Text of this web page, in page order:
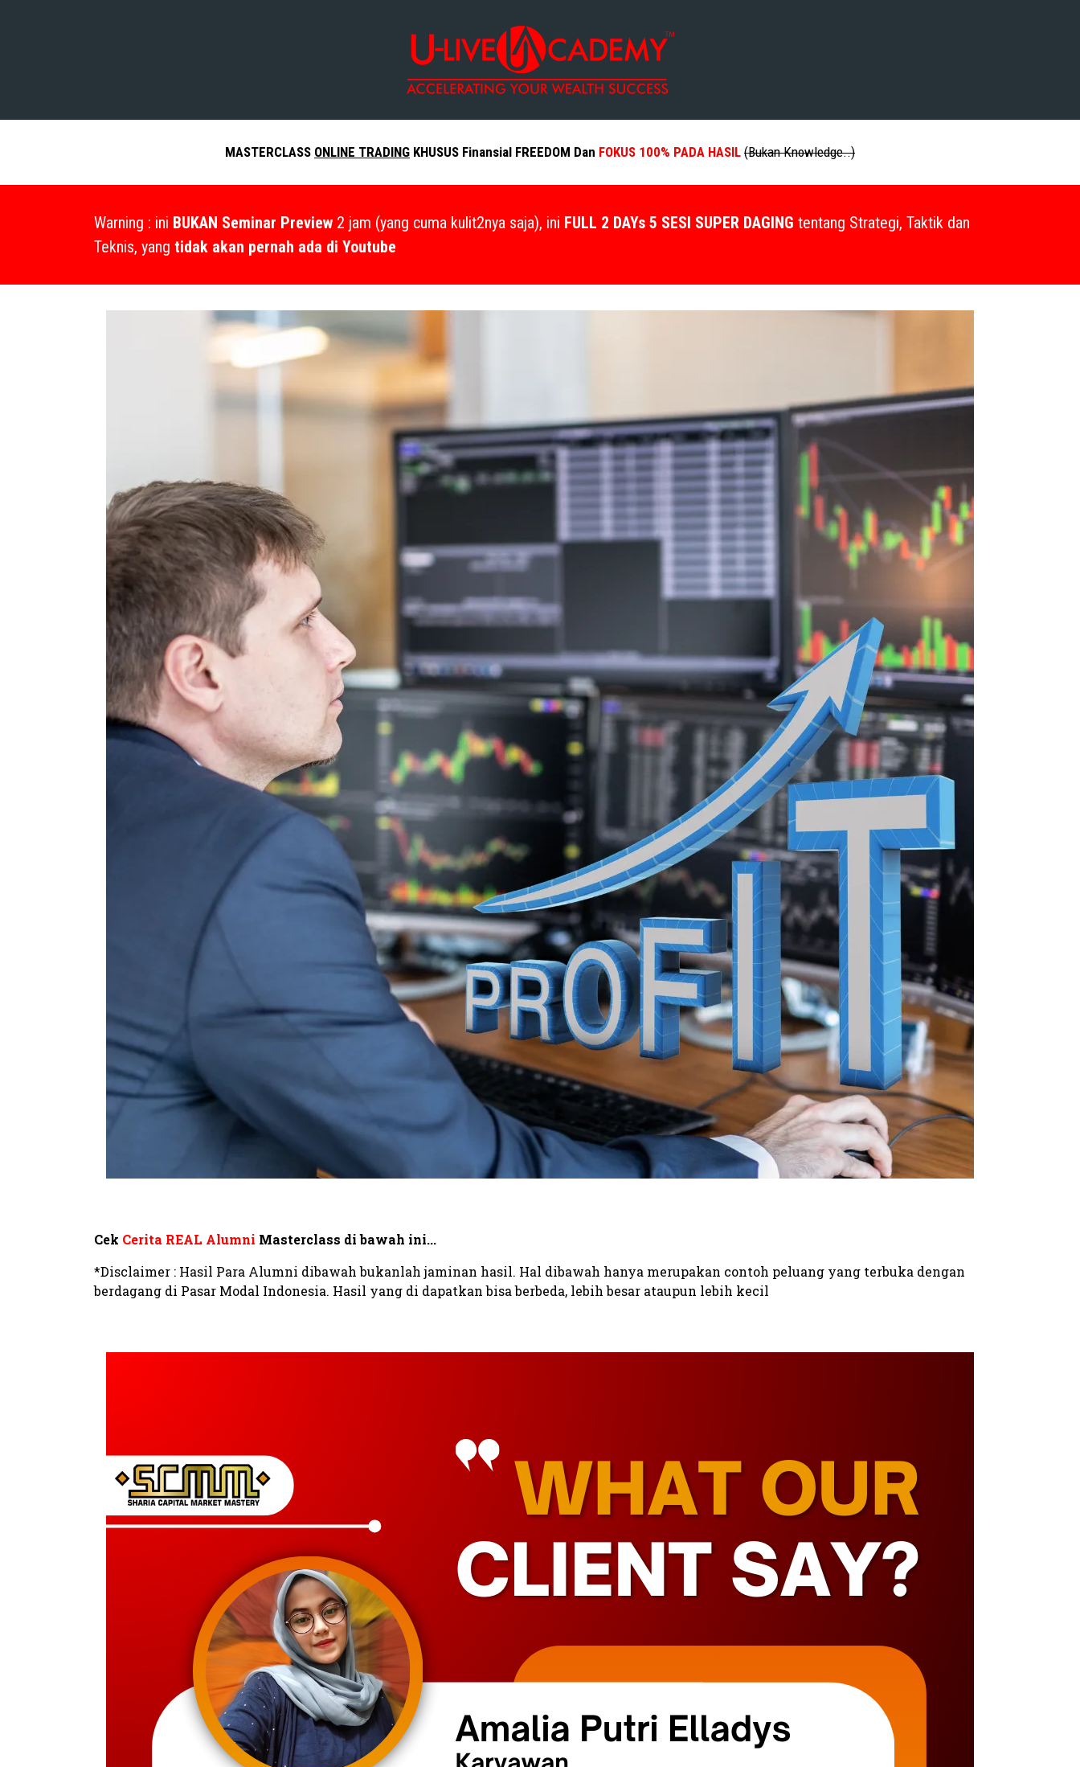
MASTERCLASS ONLINE TRADING KHUSUS Finansial FREEDOM Dan FOKUS 100% PADA HASIL (Bukan Knowledge..)
Warning : ini BUKAN Seminar Preview 2 jam (yang cuma kulit2nya saja), ini FULL 2 DAYs 5 SESI SUPER DAGING tentang Strategi, Taktik dan
Teknis, yang tidak akan pernah ada di Youtube
Cek Cerita REAL Alumni Masterclass di bawah ini...
*Disclaimer : Hasil Para Alumni dibawah bukanlah jaminan hasil. Hal dibawah hanya merupakan contoh peluang yang terbuka dengan
berdagang di Pasar Modal Indonesia. Hasil yang di dapatkan bisa berbeda, lebih besar ataupun lebih kecil